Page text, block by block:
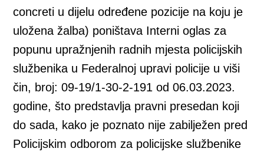
concreti u dijelu određene pozicije na koju je
uložena žalba) poništava Interni oglas za
popunu upražnjenih radnih mjesta policijskih
službenika u Federalnoj upravi policije u viši
čin, broj: 09-19/1-30-2-191 od 06.03.2023.
godine, što predstavlja pravni presedan koji
do sada, kako je poznato nije zabilježen pred
Policijskim odborom za policijske službenike